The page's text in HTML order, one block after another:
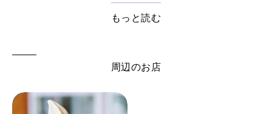
もっと読む
周辺のお店